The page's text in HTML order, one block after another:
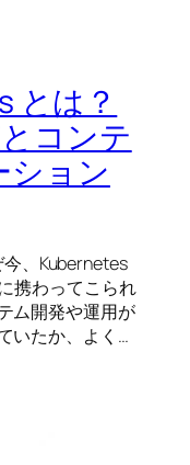
とは？
コンテ
ション
、Kubernetes
携わってこられ
ム開発や運用が
いたか、よく…